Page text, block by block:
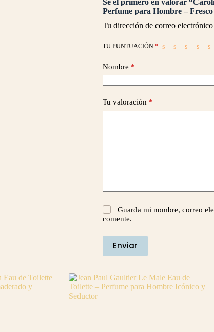
Perfume para Hombre –
Tu dirección de correo
TU PUNTUACIÓN *
Nombre *
Tu valoración *
Guarda mi nombre, correo
comente.
Enviar